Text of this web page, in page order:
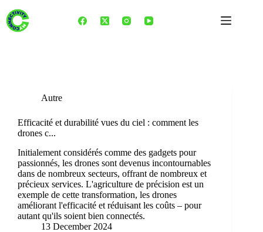
content
Autre
Efficacité et durabilité vues du ciel : comment les
drones c...
Initialement considérés comme des gadgets pour
passionnés, les drones sont devenus incontournables
dans de nombreux secteurs, offrant de nombreux et
précieux services. L'agriculture de précision est un
exemple de cette transformation, les drones
améliorant l'efficacité et réduisant les coûts – pour
autant qu'ils soient bien connectés.
13 December 2024